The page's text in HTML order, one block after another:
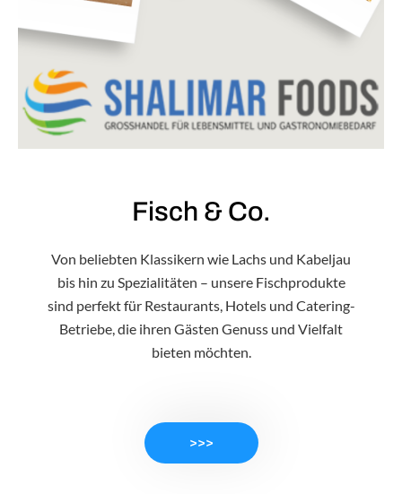
Fisch & Co.
Von beliebten Klassikern wie Lachs und Kabeljau
bis hin zu Spezialitäten – unsere Fischprodukte
sind perfekt für Restaurants, Hotels und Catering-
Betriebe, die ihren Gästen Genuss und Vielfalt
bieten möchten.
>>>